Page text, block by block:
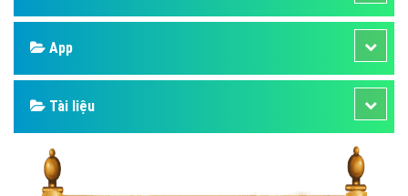
App
Tài liệu